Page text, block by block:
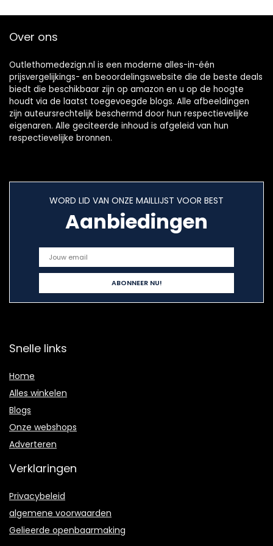
Over ons
Outlethomedezign.nl is een moderne alles-in-één
prijsvergelijkings- en beoordelingswebsite die de beste deals
biedt die beschikbaar zijn op amazon en u op de hoogte
houdt via de laatst toegevoegde blogs. Alle afbeeldingen
zijn auteursrechtelijk beschermd door hun respectievelijke
eigenaren. Alle geciteerde inhoud is afgeleid van hun
respectievelijke bronnen.
WORD LID VAN ONZE MAILLIJST VOOR BEST
Aanbiedingen
Snelle links
Home
Alles winkelen
Blogs
Onze webshops
Adverteren
Verklaringen
Privacybeleid
algemene voorwaarden
Gelieerde openbaarmaking